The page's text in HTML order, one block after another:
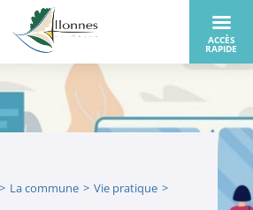
La commune
Vie pratique